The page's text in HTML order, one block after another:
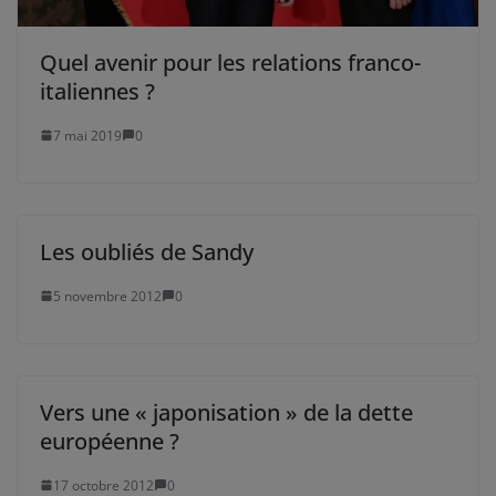
Quel avenir pour les relations franco-
italiennes ?
7 mai 2019 0
Les oubliés de Sandy
5 novembre 2012 0
Vers une « japonisation » de la dette
européenne ?
17 octobre 2012 0